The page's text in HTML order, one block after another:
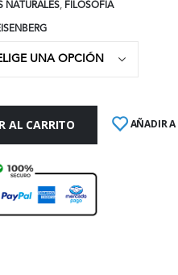
NATURALES, FILOSOFÍA
AL CARRITO AÑADIR A